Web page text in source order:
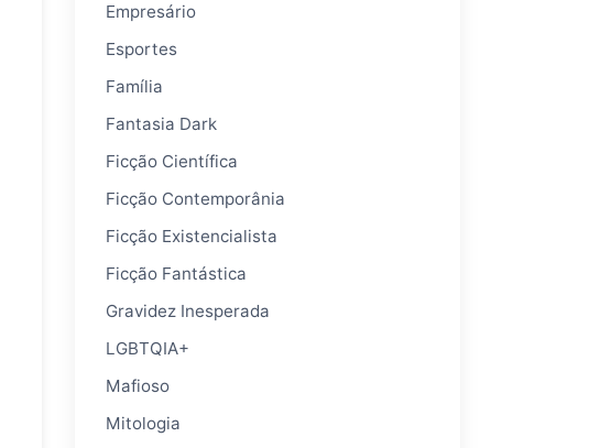
Empresário
Esportes
Família
Fantasia Dark
Ficção Científica
Ficção Contemporânia
Ficção Existencialista
Ficção Fantástica
Gravidez Inesperada
LGBTQIA+
Mafioso
Mitologia